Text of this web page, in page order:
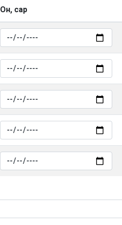
Он, сар